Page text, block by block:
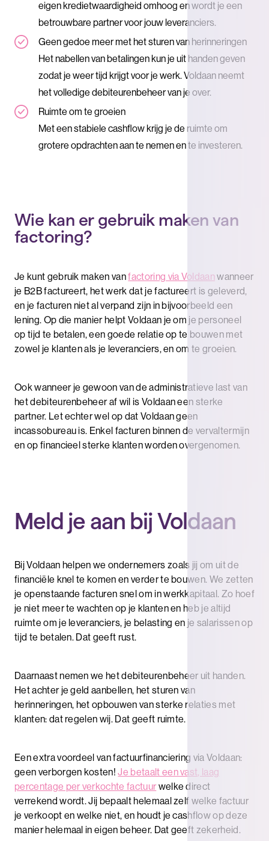
eigen kredietwaardigheid omhoog en wordt je een
betrouwbare partner voor jouw leveranciers.
Geen gedoe meer met het sturen van herinneringen
Het nabellen van betalingen kun je uit handen geven
zodat je weer tijd krijgt voor je werk. Voldaan neemt
het volledige debiteurenbeheer van je over.
Ruimte om te groeien
Met een stabiele cashflow krijg je de ruimte om
grotere opdrachten aan te nemen en te investeren.
Wie kan er gebruik maken van
factoring?
Je kunt gebruik maken vanfactoring via Voldaanwanneer
je B2B factureert, het werk dat je factureert is geleverd,
en je facturen niet al verpand zijn in bijvoorbeeld een
lening. Op die manier helpt Voldaan je om je personeel
op tijd te betalen, een goede relatie op te bouwen met
zowel je klanten als je leveranciers, en om te groeien.
Ook wanneer je gewoon van de administratieve last van
het debiteurenbeheer af wil is Voldaan een sterke
partner. Let echter wel op dat Voldaan geen
incassobureau is. Enkel facturen binnen de vervaltermijn
en op financieel sterke klanten worden overgenomen.
Meld je aan bij Voldaan
Bij Voldaan helpen we ondernemers zoals jij om uit de
financiële knel te komen en verder te bouwen. We zetten
je openstaande facturen snel om in werkkapitaal. Zo hoef
je niet meer te wachten op je klanten en heb je altijd
ruimte om je leveranciers, je belasting en je salarissen op
tijd te betalen. Dat geeft rust.
Daarnaast nemen we het debiteurenbeheer uit handen.
Het achter je geld aanbellen, het sturen van
herinneringen, het opbouwen van sterke relaties met
klanten: dat regelen wij. Dat geeft ruimte.
Een extra voordeel van factuurfinanciering via Voldaan:
geen verborgen kosten!Je betaalt een vast, laag
percentage per verkochte factuurwelke direct
verrekend wordt. Jij bepaalt helemaal zelf welke factuur
je verkoopt en welke niet, en houdt je cashflow op deze
manier helemaal in eigen beheer. Dat geeft zekerheid.